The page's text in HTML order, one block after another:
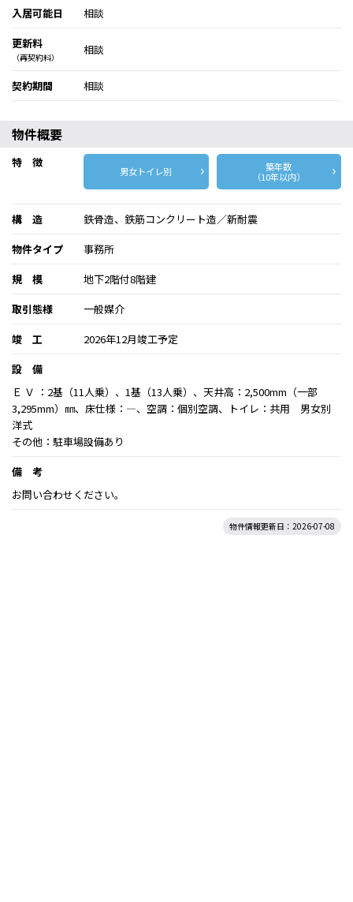
入居可能日
相談
更新料
（再契約料）
相談
契約期間 相談
物件概要
特 徴
男女トイレ別
築年数
（10年以内）
構 造
鉄骨造、鉄筋コンクリート造／新耐震
物件タイプ
事務所
規 模
地下2階付8階建
取引態様
一般媒介
竣 工
2026年12月竣工予定
設 備
Ｅ Ｖ ：2基（11人乗）、1基（13人乗）、天井高：2,500mm（一部
3,295mm）㎜、床仕様：―、空調：個別空調、トイレ：共用 男女別
洋式
その他：駐車場設備あり
備 考
お問い合わせください。
物件情報更新日：2026-07-08